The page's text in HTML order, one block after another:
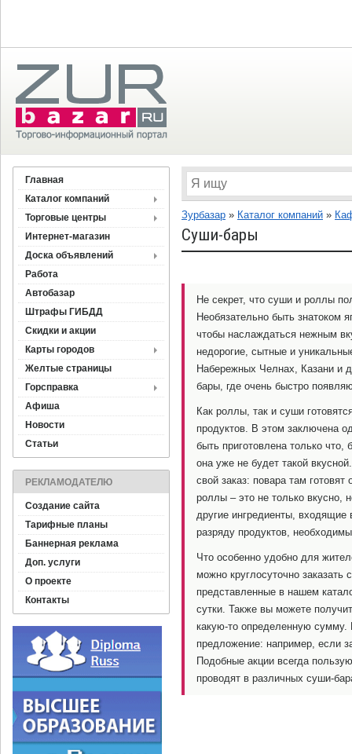
Главная
Каталог компаний
Торговые центры
Интернет-магазин
Доска объявлений
Работа
Автобазар
Штрафы ГИБДД
Скидки и акции
Карты городов
Желтые страницы
Горсправка
Афиша
Новости
Статьи
РЕКЛАМОДАТЕЛЮ
Создание сайта
Тарифные планы
Баннерная реклама
Доп. услуги
О проекте
Контакты
Зурбазар » Каталог компаний »
Суши-бары
Не секрет, что суши и роллы
Необязательно быть знатоком
чтобы наслаждаться нежным
недорогие, сытные и
Набережных Челнах, Казани и
бары, где очень быстро
Как роллы, так и суши
продуктов. В этом заключена
быть приготовлена только что,
она уже не будет такой
свой заказ: повара там
роллы – это не только вкусно,
другие ингредиенты, входящие
разряду продуктов,
Что особенно удобно для
можно круглосуточно
представленные в нашем
сутки. Также вы можете
какую-то определенную
предложение: например, если
Подобные акции всегда
проводят в различных суши-